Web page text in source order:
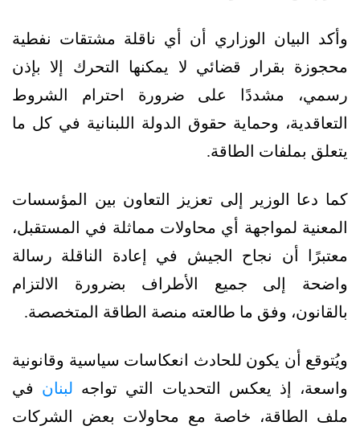
وأكد البيان الوزاري أن أي ناقلة مشتقات نفطية
محجوزة بقرار قضائي لا يمكنها التحرك إلا بإذن
رسمي، مشددًا على ضرورة احترام الشروط
التعاقدية، وحماية حقوق الدولة اللبنانية في كل ما
يتعلق بملفات الطاقة.
كما دعا الوزير إلى تعزيز التعاون بين المؤسسات
المعنية لمواجهة أي محاولات مماثلة في المستقبل،
معتبرًا أن نجاح الجيش في إعادة الناقلة رسالة
واضحة إلى جميع الأطراف بضرورة الالتزام
بالقانون، وفق ما طالعته منصة الطاقة المتخصصة.
ويُتوقع أن يكون للحادث انعكاسات سياسية وقانونية
واسعة، إذ يعكس التحديات التي تواجه لبنان في
ملف الطاقة، خاصة مع محاولات بعض الشركات